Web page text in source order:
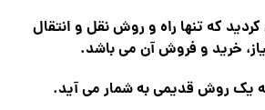
که تنها راه و روش نقل و انتقال
خرید و فروش آن می باشد.
یک روش قدیمی به شمار می آید.